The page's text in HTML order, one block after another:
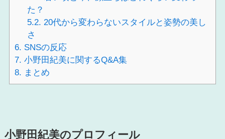
た？
5.2. 20代から変わらないスタイルと姿勢の美し
さ
6. SNSの反応
7. 小野田紀美に関するQ&A集
8. まとめ
小野田紀美のプロフィール